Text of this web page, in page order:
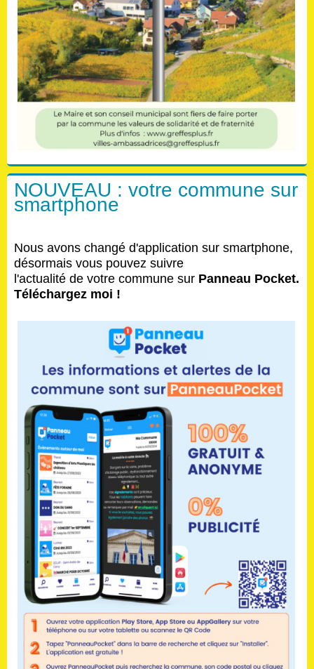
NOUVEAU : votre commune sur
smartphone
Nous avons changé d'application sur smartphone,
désormais vous pouvez suivre
l'actualité de votre commune sur Panneau Pocket.
Téléchargez moi !